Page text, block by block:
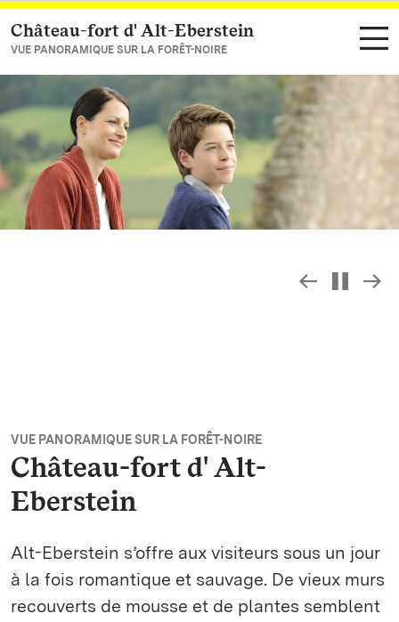
Vers la page d’accueil
Château-fort d' Alt-Eberstein
VUE PANORAMIQUE SUR LA FORÊT-NOIRE
VUE PANORAMIQUE SUR LA FORÊT-NOIRE
Château-fort d' Alt-
Eberstein
Alt-Eberstein s’offre aux visiteurs sous un jour
à la fois romantique et sauvage. De vieux murs
recouverts de mousse et de plantes semblent